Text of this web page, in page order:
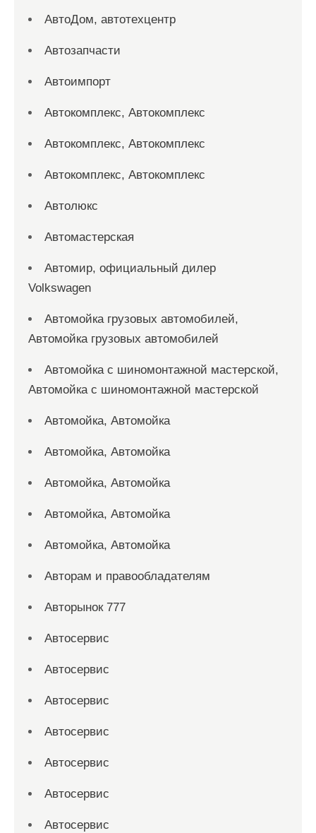
АвтоДом, автотехцентр
Автозапчасти
Автоимпорт
Автокомплекс, Автокомплекс
Автокомплекс, Автокомплекс
Автокомплекс, Автокомплекс
Автолюкс
Автомастерская
Автомир, официальный дилер
Volkswagen
Автомойка грузовых автомобилей,
Автомойка грузовых автомобилей
Автомойка с шиномонтажной мастерской,
Автомойка с шиномонтажной мастерской
Автомойка, Автомойка
Автомойка, Автомойка
Автомойка, Автомойка
Автомойка, Автомойка
Автомойка, Автомойка
Авторам и правообладателям
Авторынок 777
Автосервис
Автосервис
Автосервис
Автосервис
Автосервис
Автосервис
Автосервис